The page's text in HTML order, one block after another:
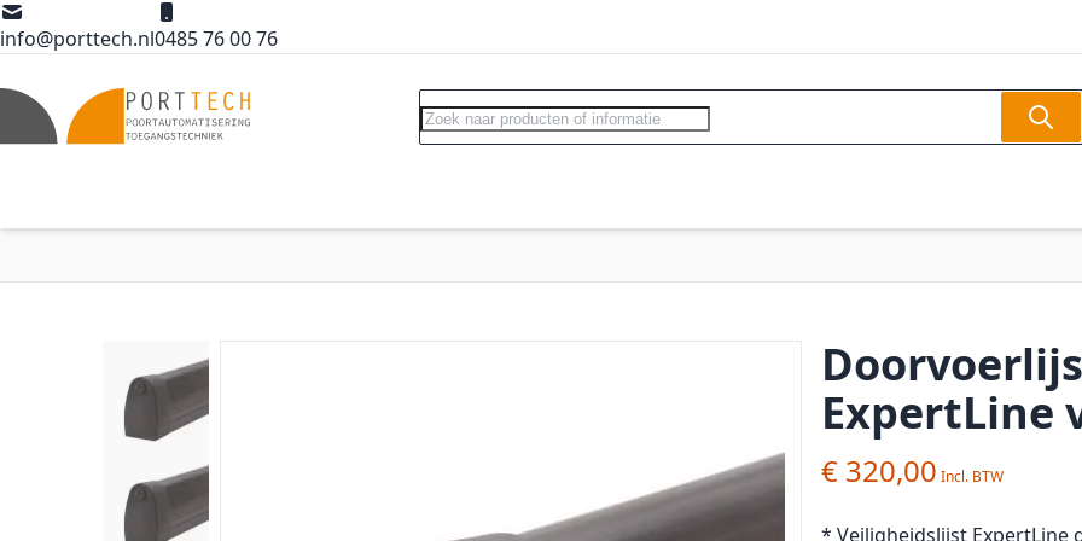
Ga naar de inhoud
info@porttech.nl0485 76 00 76
Search Search
ExpertLine
€ 320,00
* Veiligheidslijst ExpertLine